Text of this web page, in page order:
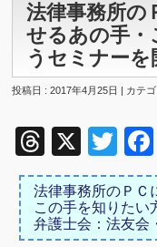
法律事務所の
せるあの手・
うセミナー
投稿日 : 2017年4月25日 | カテ
Threads
X
法律事務所のＰＣ
この手を知りたい
弁護士会：法友会